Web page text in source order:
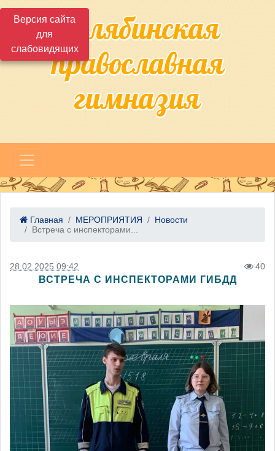
Версия сайта
для
слабовидящихЧелябинская
православная
гимназия
Главная МЕРОПРИЯТИЯ
Новости
Встреча с инспекторами...
28.02.2025 09:42 40
ВСТРЕЧА С ИНСПЕКТОРАМИ ГИБДД